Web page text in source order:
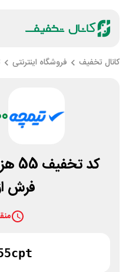
کانال تخفیف فروشگاه اینترنتی
کد
فرش